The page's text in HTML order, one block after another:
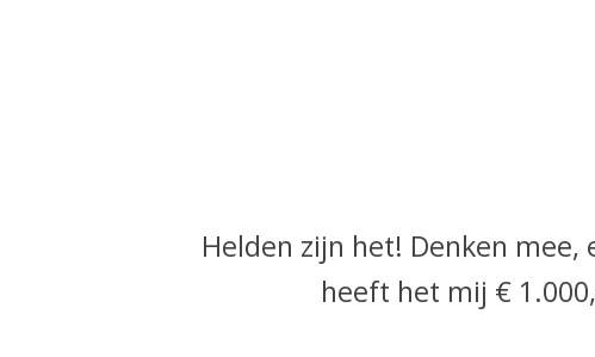
Helden zijn het! Denken
heeft het mij €